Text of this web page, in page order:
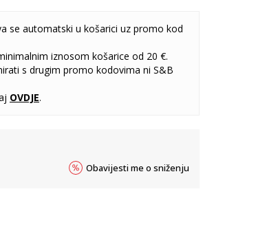
se automatski u košarici uz promo kod
iznosom košarice od 20 €.
s drugim promo kodovima ni S&B
OVDJE.
Obavijesti me o sniženju